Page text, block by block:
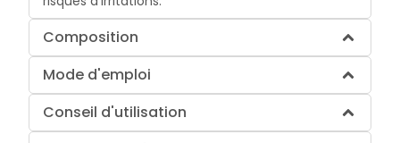
Composition
Mode d'emploi
Conseil d'utilisation